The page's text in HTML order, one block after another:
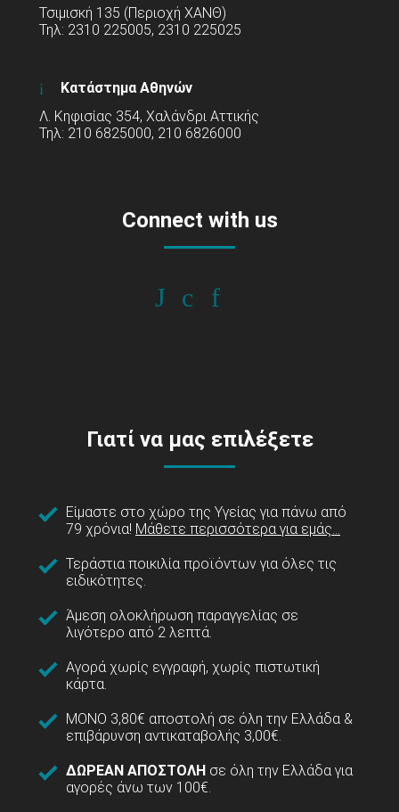
Τσιμισκή 135 (Περιοχή ΧΑΝΘ)
Τηλ: 2310 225005, 2310 225025
Κατάστημα Αθηνών
Λ. Κηφισίας 354, Χαλάνδρι Αττικής
Τηλ: 210 6825000, 210 6826000
Connect with us
Γιατί να μας επιλέξετε
Είμαστε στο χώρο της Υγείας για πάνω από
79 χρόνια! Μάθετε περισσότερα για εμάς...
Τεράστια ποικιλία προϊόντων για όλες τις
ειδικότητες.
Άμεση ολοκλήρωση παραγγελίας σε
λιγότερο από 2 λεπτά.
Αγορά χωρίς εγγραφή, χωρίς πιστωτική
κάρτα.
ΜΟΝΟ 3,80€ αποστολή σε όλη την Ελλάδα &
επιβάρυνση αντικαταβολής 3,00€.
ΔΩΡΕΑΝ ΑΠΟΣΤΟΛΗ σε όλη την Ελλάδα για
αγορές άνω των 100€.